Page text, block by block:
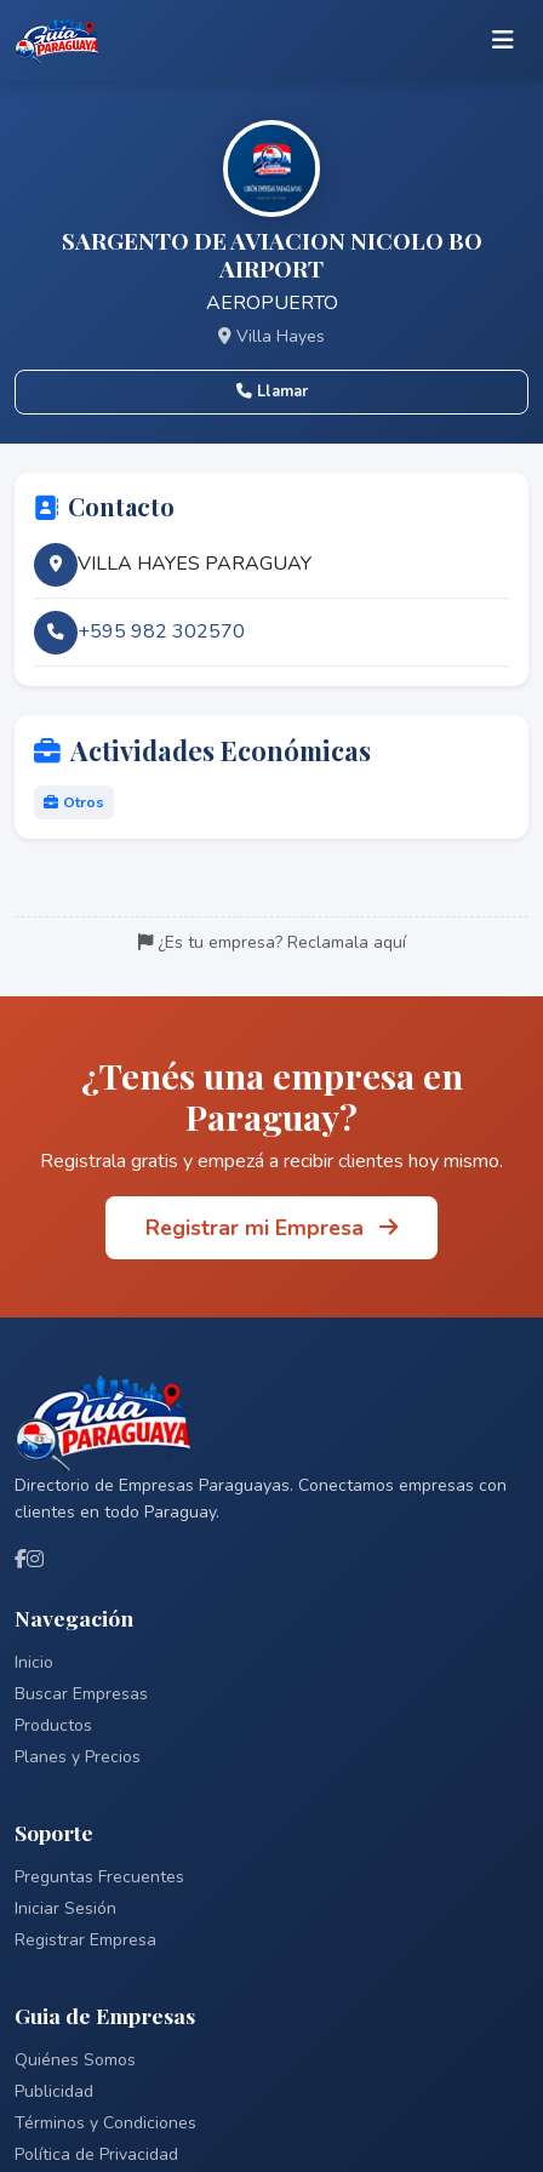
SARGENTO DE AVIACION NICOLO BO
AIRPORT
AEROPUERTO
Villa Hayes
Llamar
Contacto
VILLA HAYES PARAGUAY
+595 982 302570
Actividades Económicas
Otros
¿Es tu empresa? Reclamala aquí
¿Tenés una empresa en
Paraguay?
Registrala gratis y empezá a recibir clientes hoy mismo.
Registrar mi Empresa
Directorio de Empresas Paraguayas. Conectamos empresas con
clientes en todo Paraguay.
Navegación
Inicio
Buscar Empresas
Productos
Planes y Precios
Soporte
Preguntas Frecuentes
Iniciar Sesión
Registrar Empresa
Guia de Empresas
Quiénes Somos
Publicidad
Términos y Condiciones
Política de Privacidad